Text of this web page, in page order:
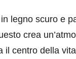
legno scuro e
crea
il centro della